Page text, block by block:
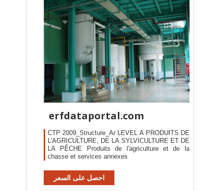
erfdataportal.com
CTP 2009_Structure_Ar LEVEL A PRODUITS DE
L'AGRICULTURE, DE LA SYLVICULTURE ET DE
LA PÊCHE Produits de l'agriculture et de la
chasse et services annexes
احصل على السعر